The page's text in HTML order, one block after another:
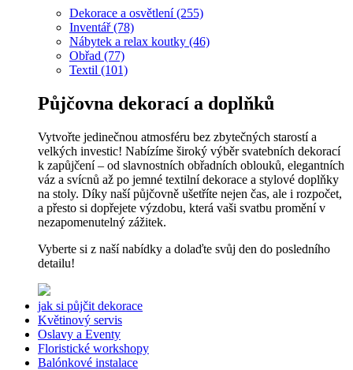
Dekorace a osvětlení (255)
Inventář (78)
Nábytek a relax koutky (46)
Obřad (77)
Textil (101)
Půjčovna dekorací a doplňků
Vytvořte jedinečnou atmosféru bez zbytečných starostí a
velkých investic! Nabízíme široký výběr svatebních dekorací
k zapůjčení – od slavnostních obřadních oblouků, elegantních
váz a svícnů až po jemné textilní dekorace a stylové doplňky
na stoly. Díky naší půjčovně ušetříte nejen čas, ale i rozpočet,
a přesto si dopřejete výzdobu, která vaši svatbu promění v
nezapomenutelný zážitek.
Vyberte si z naší nabídky a dolaďte svůj den do posledního
detailu!
jak si půjčit dekorace
Květinový servis
Oslavy a Eventy
Floristické workshopy
Balónkové instalace